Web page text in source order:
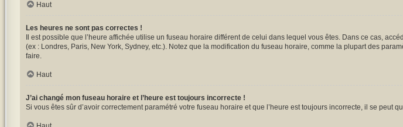
Haut
Les heures ne sont pas correctes !
Il est possible que l’heure affichée utilise un fuseau horaire différent de celui dans lequel vous êtes. Dans ce cas,
(ex : Londres, Paris, New York, Sydney, etc.). Notez que la modification du fuseau horaire, comme la plupart des
faire.
Haut
J’ai changé mon fuseau horaire et l’heure est toujours incorrecte !
Si vous êtes sûr d’avoir correctement paramétré votre fuseau horaire et que l’heure est toujours incorrecte, il se peut